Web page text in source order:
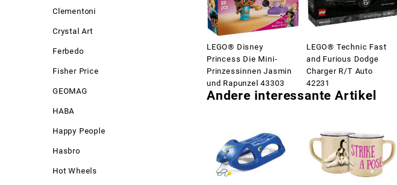
Clementoni
Crystal Art
Ferbedo
Fisher Price
GEOMAG
HABA
Happy People
Hasbro
Hot Wheels
LEGO® Disney
Princess Die Mini-
Prinzessinnen Jasmin
und Rapunzel 43303
LEGO® Technic Fast
and Furious Dodge
Charger R/T Auto
42231
Andere interessante Artikel